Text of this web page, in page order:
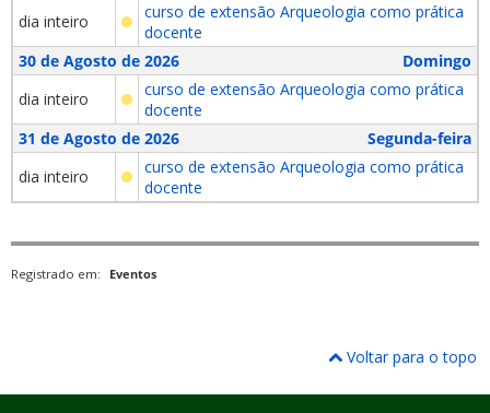
dia inteiro
curso de extensão Arqueologia como prática
docente
30 de Agosto de 2026
Domingo
dia inteiro
curso de extensão Arqueologia como prática
docente
31 de Agosto de 2026
Segunda-feira
dia inteiro
curso de extensão Arqueologia como prática
docente
Registrado em: Eventos
Voltar para o topo